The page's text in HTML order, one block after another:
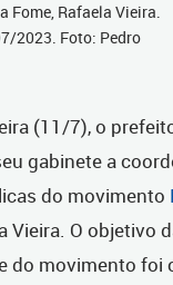
Fome, Rafaela Vieira.
2023. Foto: Pedro
(11/7), o
gabinete a
do movimento
Vieira. O objetivo
do movimento foi